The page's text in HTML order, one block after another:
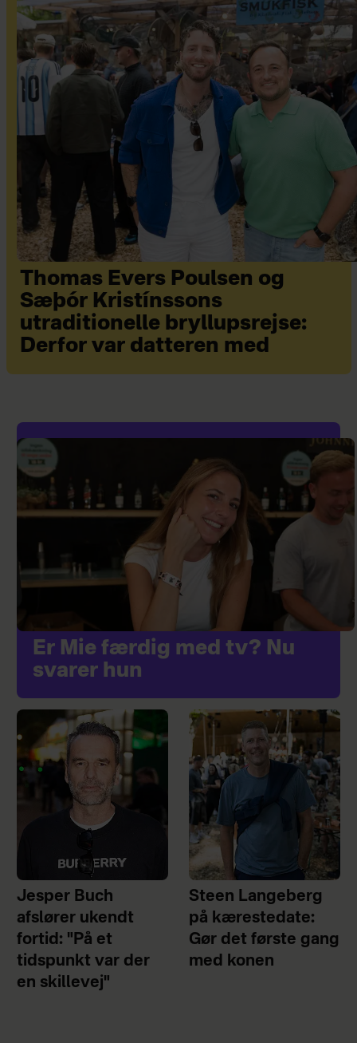
Thomas Evers Poulsen og
Sæþór Kristínssons
utraditionelle bryllupsrejse:
Derfor var datteren med
Er Mie færdig med tv? Nu
svarer hun
Jesper Buch
afslører ukendt
fortid: "På et
tidspunkt var der
en skillevej"
Steen Langeberg
på kærestedate:
Gør det første gang
med konen